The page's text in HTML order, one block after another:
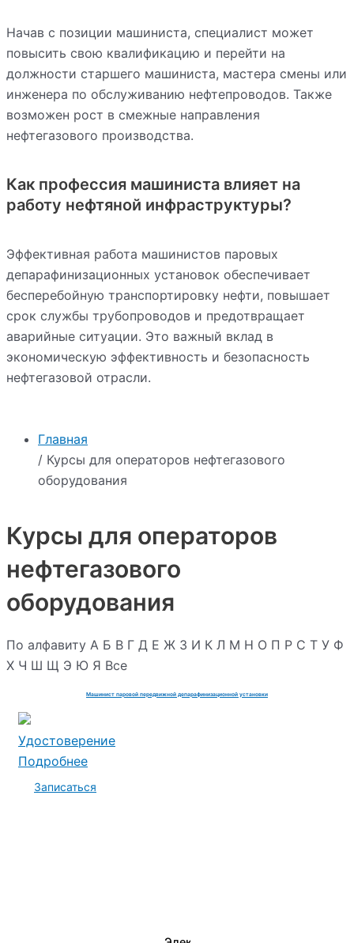
Главная
/ Курсы для операторов нефтегазового
оборудования
Курсы для операторов
нефтегазового
оборудования
По алфавиту А Б В Г Д Е Ж З И К Л М Н О П Р С Т У Ф
Х Ч Ш Щ Э Ю Я Все
Машинист паровой передвижной депарафинизационной установки
Удостоверение
Подробнее
Записаться
Начав с позиции машиниста, специалист может
повысить свою квалификацию и перейти на
должности старшего машиниста, мастера смены или
инженера по обслуживанию нефтепроводов. Также
возможен рост в смежные направления
нефтегазового производства.
Как профессия машиниста влияет на
работу нефтяной инфраструктуры?
Эффективная работа машинистов паровых
депарафинизационных установок обеспечивает
бесперебойную транспортировку нефти, повышает
срок службы трубопроводов и предотвращает
аварийные ситуации. Это важный вклад в
экономическую эффективность и безопасность
нефтегазовой отрасли.